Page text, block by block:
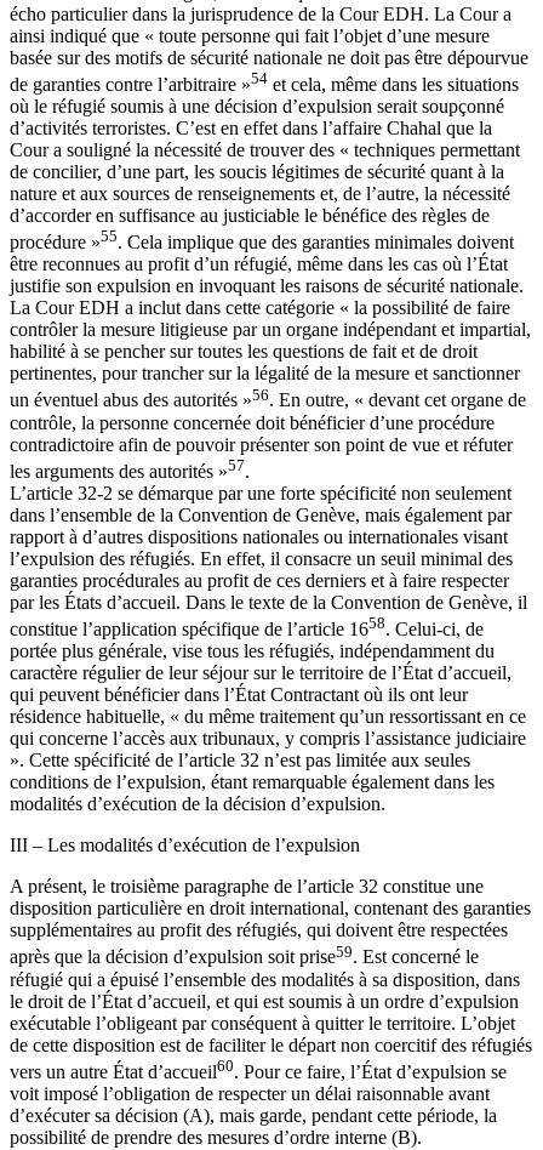
écho particulier dans la jurisprudence de la Cour EDH. La Cour a
ainsi indiqué que « toute personne qui fait l’objet d’une mesure
basée sur des motifs de sécurité nationale ne doit pas être dépourvue
de garanties contre l’arbitraire »54 et cela, même dans les situations
où le réfugié soumis à une décision d’expulsion serait soupçonné
d’activités terroristes. C’est en effet dans l’affaire Chahal que la
Cour a souligné la nécessité de trouver des « techniques permettant
de concilier, d’une part, les soucis légitimes de sécurité quant à la
nature et aux sources de renseignements et, de l’autre, la nécessité
d’accorder en suffisance au justiciable le bénéfice des règles de
procédure »55. Cela implique que des garanties minimales doivent
être reconnues au profit d’un réfugié, même dans les cas où l’État
justifie son expulsion en invoquant les raisons de sécurité nationale.
La Cour EDH a inclut dans cette catégorie « la possibilité de faire
contrôler la mesure litigieuse par un organe indépendant et impartial,
habilité à se pencher sur toutes les questions de fait et de droit
pertinentes, pour trancher sur la légalité de la mesure et sanctionner
un éventuel abus des autorités »56. En outre, « devant cet organe de
contrôle, la personne concernée doit bénéficier d’une procédure
contradictoire afin de pouvoir présenter son point de vue et réfuter
les arguments des autorités »57.
L’article 32-2 se démarque par une forte spécificité non seulement
dans l’ensemble de la Convention de Genève, mais également par
rapport à d’autres dispositions nationales ou internationales visant
l’expulsion des réfugiés. En effet, il consacre un seuil minimal des
garanties procédurales au profit de ces derniers et à faire respecter
par les États d’accueil. Dans le texte de la Convention de Genève, il
constitue l’application spécifique de l’article 1658. Celui-ci, de
portée plus générale, vise tous les réfugiés, indépendamment du
caractère régulier de leur séjour sur le territoire de l’État d’accueil,
qui peuvent bénéficier dans l’État Contractant où ils ont leur
résidence habituelle, « du même traitement qu’un ressortissant en ce
qui concerne l’accès aux tribunaux, y compris l’assistance judiciaire
». Cette spécificité de l’article 32 n’est pas limitée aux seules
conditions de l’expulsion, étant remarquable également dans les
modalités d’exécution de la décision d’expulsion.
III – Les modalités d’exécution de l’expulsion
A présent, le troisième paragraphe de l’article 32 constitue une
disposition particulière en droit international, contenant des garanties
supplémentaires au profit des réfugiés, qui doivent être respectées
après que la décision d’expulsion soit prise59. Est concerné le
réfugié qui a épuisé l’ensemble des modalités à sa disposition, dans
le droit de l’État d’accueil, et qui est soumis à un ordre d’expulsion
exécutable l’obligeant par conséquent à quitter le territoire. L’objet
de cette disposition est de faciliter le départ non coercitif des réfugiés
vers un autre État d’accueil60. Pour ce faire, l’État d’expulsion se
voit imposé l’obligation de respecter un délai raisonnable avant
d’exécuter sa décision (A), mais garde, pendant cette période, la
possibilité de prendre des mesures d’ordre interne (B).